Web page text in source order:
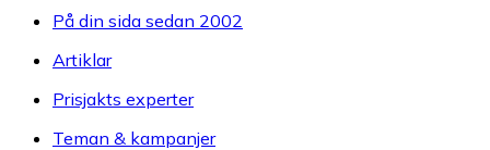
På din sida sedan 2002
Artiklar
Prisjakts experter
Teman & kampanjer